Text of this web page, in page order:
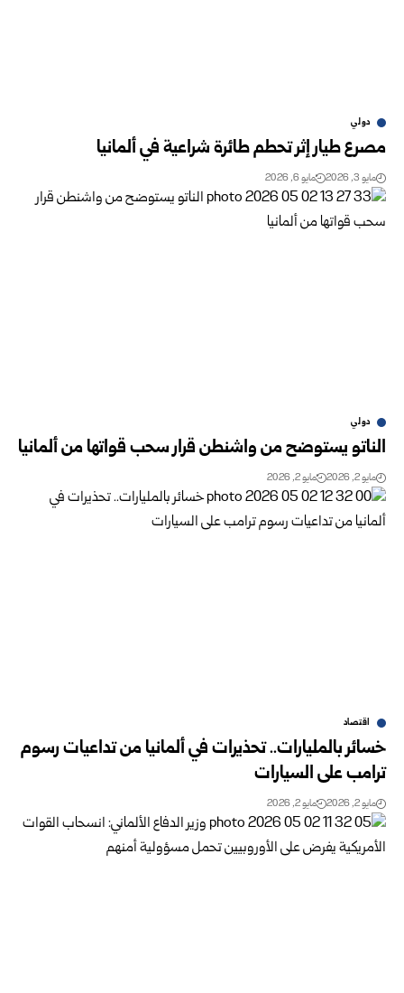
دولي
مصرع طيار إثر تحطم طائرة شراعية في ألمانيا
مايو 3, 2026 مايو 6, 2026
دولي
الناتو يستوضح من واشنطن قرار سحب قواتها من ألمانيا
مايو 2, 2026 مايو 2, 2026
اقتصاد
خسائر بالمليارات.. تحذيرات في ألمانيا من تداعيات رسوم
ترامب على السيارات
مايو 2, 2026 مايو 2, 2026